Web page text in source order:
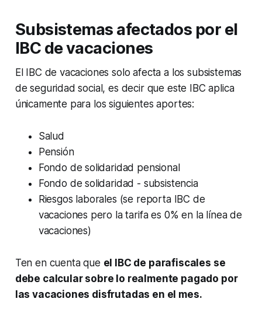
Subsistemas afectados por el
IBC de vacaciones
El IBC de vacaciones solo afecta a los subsistemas
de seguridad social, es decir que este IBC aplica
únicamente para los siguientes aportes:
Salud
Pensión
Fondo de solidaridad pensional
Fondo de solidaridad - subsistencia
Riesgos laborales (se reporta IBC de
vacaciones pero la tarifa es 0% en la línea de
vacaciones)
Ten en cuenta que el IBC de parafiscales se
debe calcular sobre lo realmente pagado por
las vacaciones disfrutadas en el mes.